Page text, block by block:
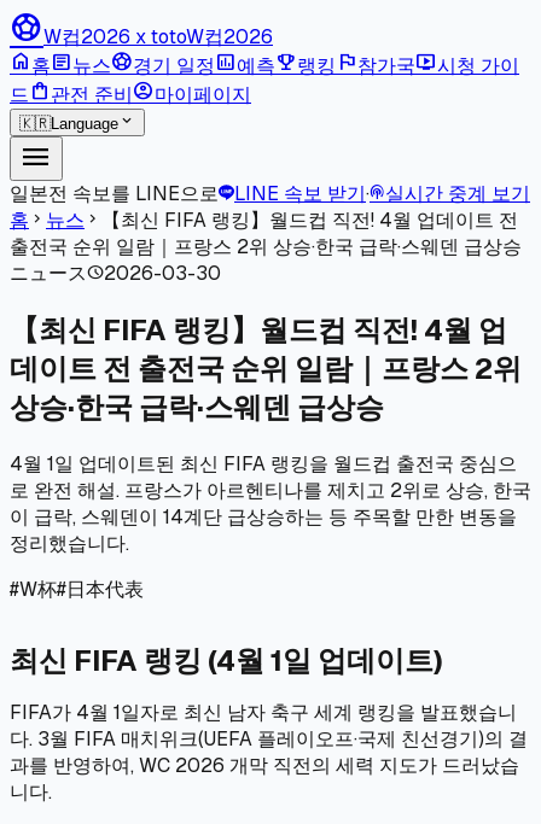
sports_soccerW컵2026 x totoW컵2026
home홈article뉴스sports_soccer경기 일정poll예측emoji_events랭킹 flag참가국live_tv시청 가이
드shopping_bag관전 준비account_circle마이페이지
🇰🇷Language expand_more
menu
일본전 속보를 LINE으로 LINE 속보 받기·podcasts실시간 중계 보기
홈 chevron_right 뉴스 chevron_right
【최신 FIFA 랭킹】월드컵 직전! 4월 업데이트 전
출전국 순위 일람｜프랑스 2위 상승·한국 급락·스웨덴 급상승
ニュースschedule2026-03-30
【최신 FIFA 랭킹】월드컵 직전! 4월 업
데이트 전 출전국 순위 일람｜프랑스 2위
상승·한국 급락·스웨덴 급상승
4월 1일 업데이트된 최신 FIFA 랭킹을 월드컵 출전국 중심으
로 완전 해설. 프랑스가 아르헨티나를 제치고 2위로 상승, 한국
이 급락, 스웨덴이 14계단 급상승하는 등 주목할 만한 변동을
정리했습니다.
#W杯#日本代表
최신 FIFA 랭킹 (4월 1일 업데이트)
FIFA가 4월 1일자로 최신 남자 축구 세계 랭킹을 발표했습니
다. 3월 FIFA 매치위크(UEFA 플레이오프·국제 친선경기)의 결
과를 반영하여, WC 2026 개막 직전의 세력 지도가 드러났습
니다.